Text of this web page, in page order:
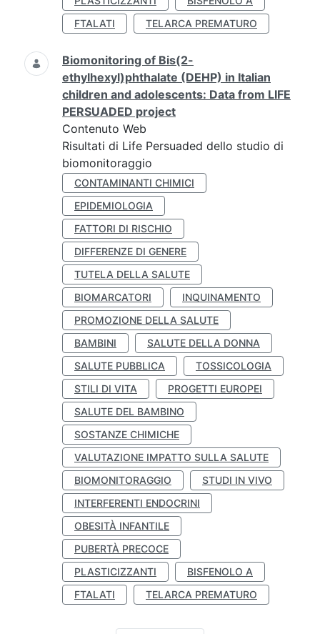
FTALATI
TELARCA PREMATURO
Biomonitoring of Bis(2-
ethylhexyl)phthalate (DEHP) in Italian
children and adolescents: Data from LIFE
PERSUADED project
Contenuto Web
Risultati di Life Persuaded dello studio di
biomonitoraggio
CONTAMINANTI CHIMICI
EPIDEMIOLOGIA
FATTORI DI RISCHIO
DIFFERENZE DI GENERE
TUTELA DELLA SALUTE
BIOMARCATORI
INQUINAMENTO
PROMOZIONE DELLA SALUTE
BAMBINI
SALUTE DELLA DONNA
SALUTE PUBBLICA
TOSSICOLOGIA
STILI DI VITA
PROGETTI EUROPEI
SALUTE DEL BAMBINO
SOSTANZE CHIMICHE
VALUTAZIONE IMPATTO SULLA SALUTE
BIOMONITORAGGIO
STUDI IN VIVO
INTERFERENTI ENDOCRINI
OBESITÀ INFANTILE
PUBERTÀ PRECOCE
PLASTICIZZANTI
BISFENOLO A
FTALATI
TELARCA PREMATURO